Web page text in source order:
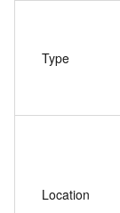
Type
Location